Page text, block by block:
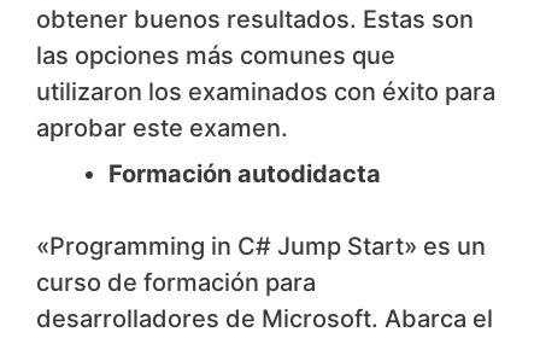
obtener buenos resultados. Estas son
las opciones más comunes que
utilizaron los examinados con éxito para
aprobar este examen.
Formación autodidacta
«Programming in C# Jump Start» es un
curso de formación para
desarrolladores de Microsoft. Abarca el